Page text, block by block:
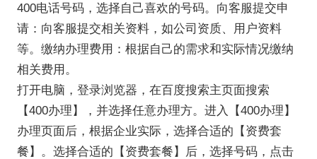
400电话号码，选择自己喜欢的号码。向客服提交申
请：向客服提交相关资料，如公司资质、用户资料
等。缴纳办理费用：根据自己的需求和实际情况缴纳
相关费用。
打开电脑，登录浏览器，在百度搜索主页面搜索
【400办理】，并选择任意办理方。进入【400办理】
办理页面后，根据企业实际，选择合适的【资费套
餐】。选择合适的【资费套餐】后，选择号码，点击